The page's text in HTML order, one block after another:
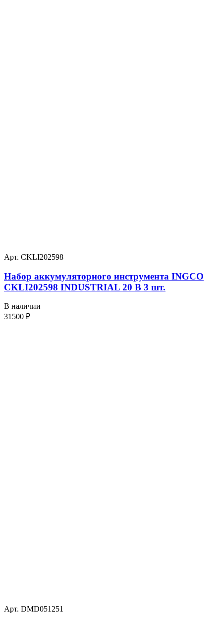
Арт. CKLI202598
Набор аккумуляторного инструмента INGCO
CKLI202598 INDUSTRIAL 20 В 3 шт.
В наличии
31500 ₽
Арт. DMD051251